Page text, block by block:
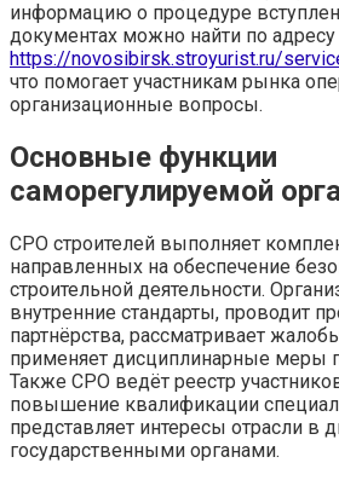
информацию о процедуре
документах можно найти по адресу
https://novosibirsk.stroyurist.ru/
что помогает участникам рынка
организационные вопросы.
Основные функции
саморегулируемой
СРО строителей выполняет
направленных на обеспечение
строительной деятельности.
внутренние стандарты, проводит
партнёрства, рассматривает
применяет дисциплинарные меры
Также СРО ведёт реестр
повышение квалификации
представляет интересы отрасли в
государственными органами.